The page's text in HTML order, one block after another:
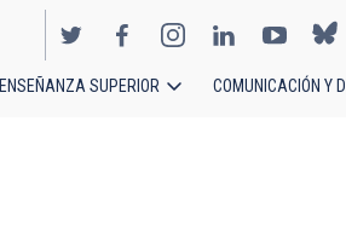
ENSEÑANZA SUPERIOR COMUNICACIÓN Y